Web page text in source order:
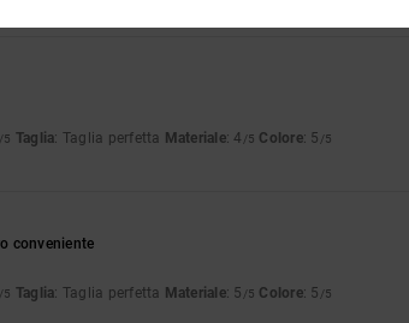
/5 Taglia: Taglia perfetta Materiale: 4 /5 Colore: 5 /5
conveniente
/5 Taglia: Taglia perfetta Materiale: 5 /5 Colore: 5 /5